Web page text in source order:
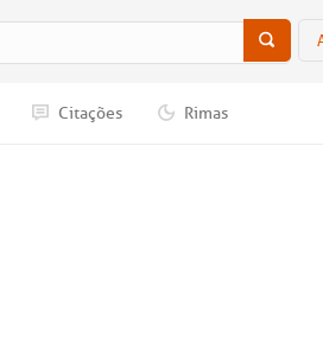
Citações Rimas